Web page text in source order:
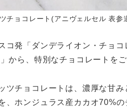
チョコレート(アニヴェルセル 表
コ発「ダンデライオン・チョ
から、特別なチョコレートを
ツチョコレートは、濃厚な甘
、ホンジュラス産カカオ70%